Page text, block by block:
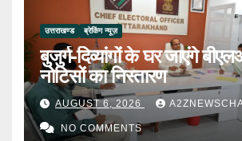
उत्तराखण्ड ब्रेकिंग न्यूज़
बुजुर्ग-दिव्यांगों के घर जाएंगे
नोटिसों का निस्तारण
AUGUST 6, 2026
NO COMMENTS